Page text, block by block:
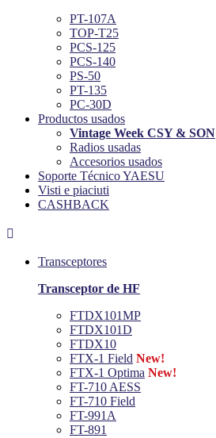
PT-107A
TOP-T25
PCS-125
PCS-140
PS-50
PT-135
PC-30D
Productos usados
Vintage Week CSY & SON
Radios usadas
Accesorios usados
Soporte Técnico YAESU
Visti e piaciuti
CASHBACK

Transceptores
Transceptor de HF
FTDX101MP
FTDX101D
FTDX10
FTX-1 Field New!
FTX-1 Optima New!
FT-710 AESS
FT-710 Field
FT-991A
FT-891